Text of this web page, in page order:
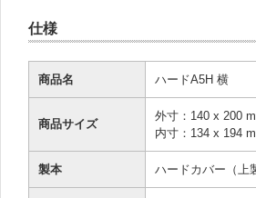
仕様
商品名 ハードA5H 横
商品サイズ
外寸：140 x 200
内寸：134 x 194
製本 ハードカバー（